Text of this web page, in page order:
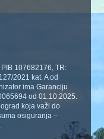
107682176, TR:
2021 kat. A od
ima Garanciju
od 01.10.2025.
koja važi do
osiguranja –